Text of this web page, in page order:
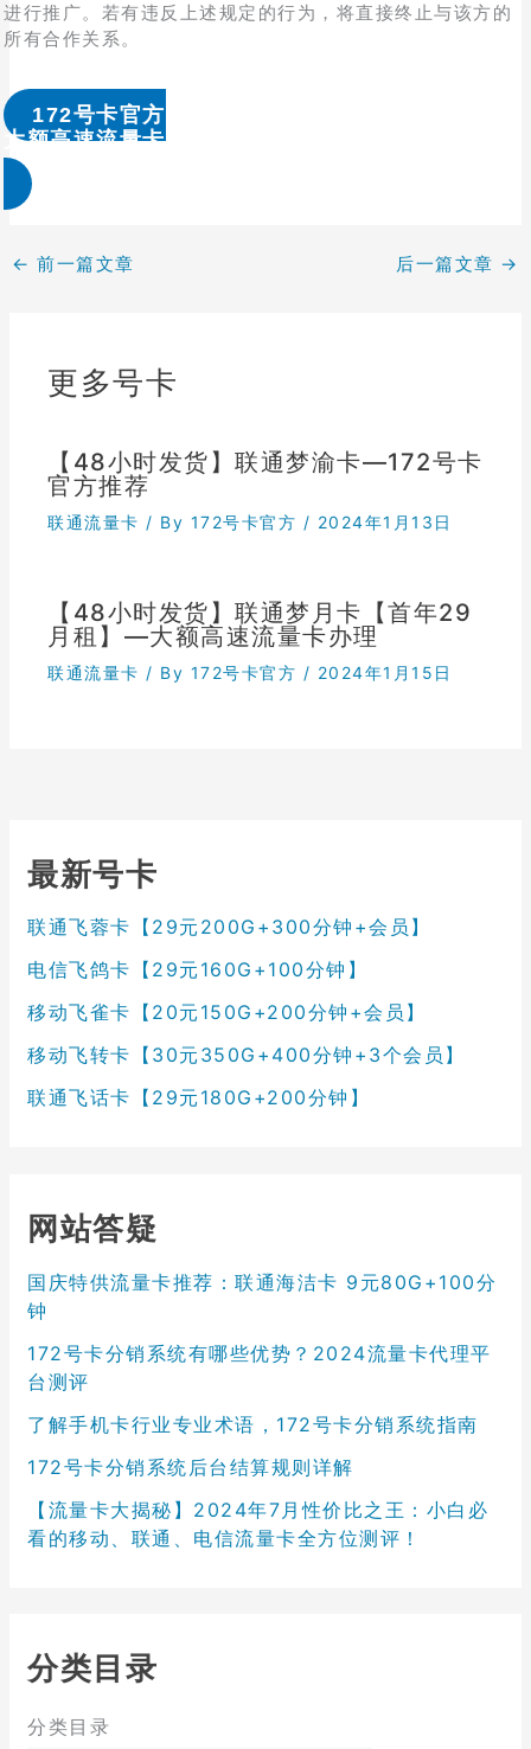
进行推广。若有违反上述规定的行为，将直接终止与该方的
所有合作关系。
172号卡官方
大额高速流量卡办理 & 流量卡代理加盟
← 前一篇文章 后一篇文章 →
更多号卡
【48小时发货】联通梦渝卡—172号卡
官方推荐
联通流量卡 / By 172号卡官方 / 2024年1月13日
【48小时发货】联通梦月卡【首年29
月租】—大额高速流量卡办理
联通流量卡 / By 172号卡官方 / 2024年1月15日
最新号卡
联通飞蓉卡【29元200G+300分钟+会员】
电信飞鸽卡【29元160G+100分钟】
移动飞雀卡【20元150G+200分钟+会员】
移动飞转卡【30元350G+400分钟+3个会员】
联通飞话卡【29元180G+200分钟】
网站答疑
国庆特供流量卡推荐：联通海洁卡 9元80G+100分
钟
172号卡分销系统有哪些优势？2024流量卡代理平
台测评
了解手机卡行业专业术语，172号卡分销系统指南
172号卡分销系统后台结算规则详解
【流量卡大揭秘】2024年7月性价比之王：小白必
看的移动、联通、电信流量卡全方位测评！
分类目录
分类目录